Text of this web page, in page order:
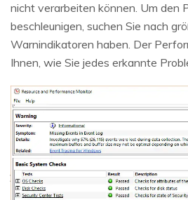
nicht verarbeiten können. Um den
beschleunigen, suchen Sie nach
Warnindikatoren haben. Der
Ihnen, wie Sie jedes erkannte
Daten online wiederherstellen
Verlorene Daten? Jetzt online